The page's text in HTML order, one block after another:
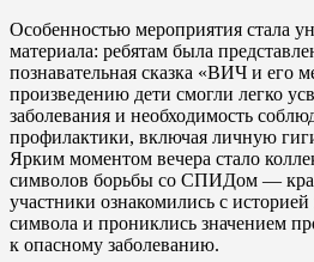
Особенностью мероприятия стала
материала: ребятам была
познавательная сказка «ВИЧ и его
произведению дети смогли легко
заболевания и необходимость
профилактики, включая личную
Ярким моментом вечера стало
символов борьбы со СПИДом —
участники ознакомились с
символа и прониклись значением
к опасному заболеванию.